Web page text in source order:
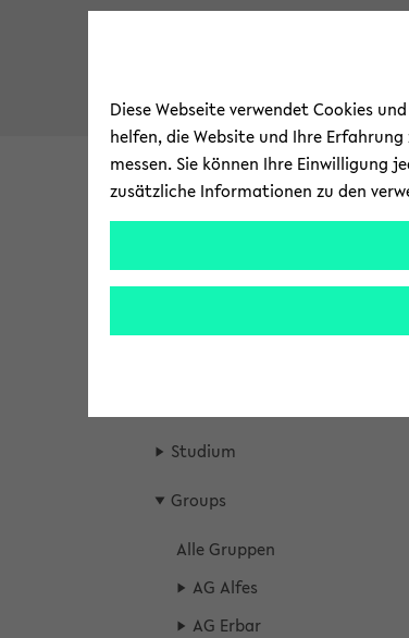
Fakultät
wechseln
Studium
Groups
Alle Grup­pen
AG Alfes
AG Erbar
Diese Webseite verwendet Cookies
helfen, die Website und Ihre
messen. Sie können Ihre Einwilligung
zusätzliche Informationen zu den